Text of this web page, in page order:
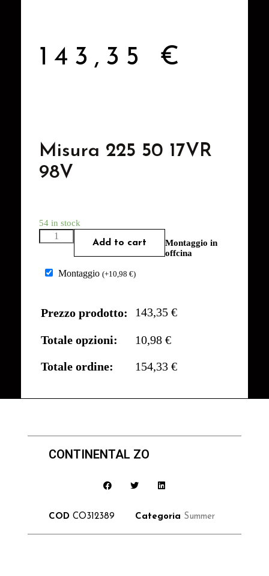
143,35 €
Misura 225 50 17VR
98V
54 in stock
Add to cart
Montaggio in
offcina
Montaggio (+10,98 €)
Prezzo prodotto: 143,35 €
Totale opzioni:
10,98 €
Totale ordine:
154,33 €
CONTINENTAL ZO
COD CO312389 Categoria Summer